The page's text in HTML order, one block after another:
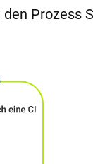
Prozess